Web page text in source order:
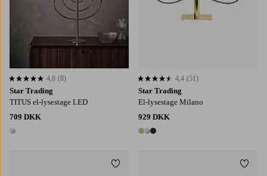
Star Trading
TITUS el-lysestage LED
709 DKK
1 farve
4,8 baseret på 8 bedømmelser
4,8 (8)
Star Trading
El-lysestage Milano
929 DKK
3 farver
4,4 baseret på 51 bedømmelser
4,4 (51)
Tilføj til favoritter